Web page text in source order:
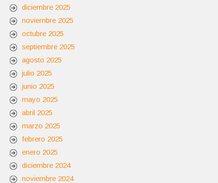
diciembre 2025
noviembre 2025
octubre 2025
septiembre 2025
agosto 2025
julio 2025
junio 2025
mayo 2025
abril 2025
marzo 2025
febrero 2025
enero 2025
diciembre 2024
noviembre 2024